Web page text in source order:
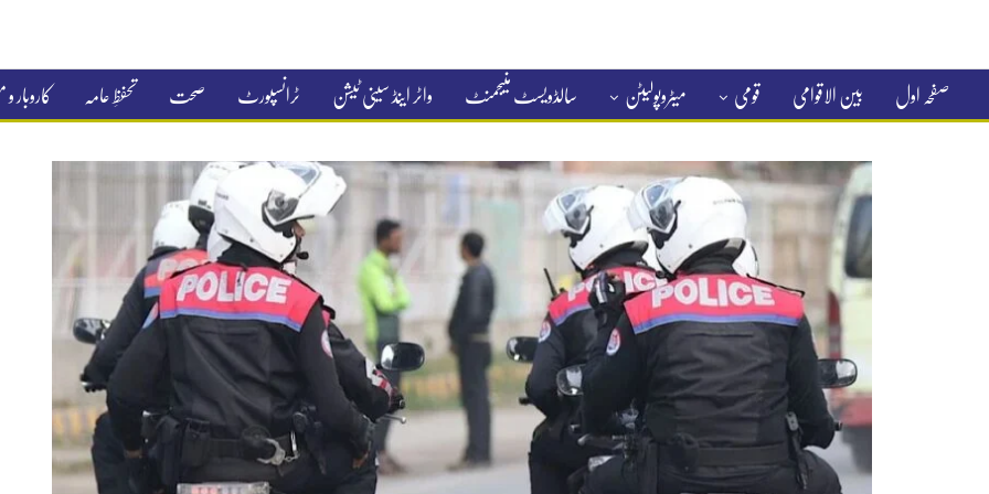
صفحہ اول بین الاقوامی قومی میٹروپولیٹن سالڈویسٹ منیجمنٹ واٹر اینڈ سینی ٹیشن ٹرانسپورٹ صحت تحفظِ عامہ کاروبار